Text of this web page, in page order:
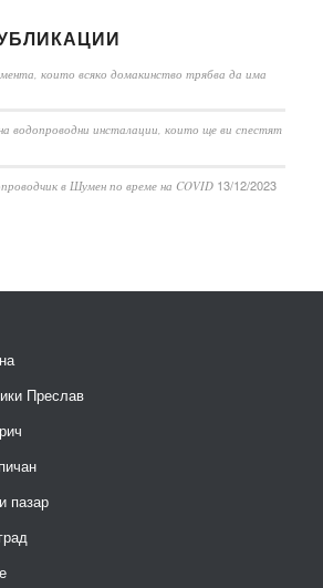
които всяко домакинство трябва да има
водопроводни инсталации, които ще ви спестят
в Шумен по време на COVID 13/12/2023
Преслав
пазар